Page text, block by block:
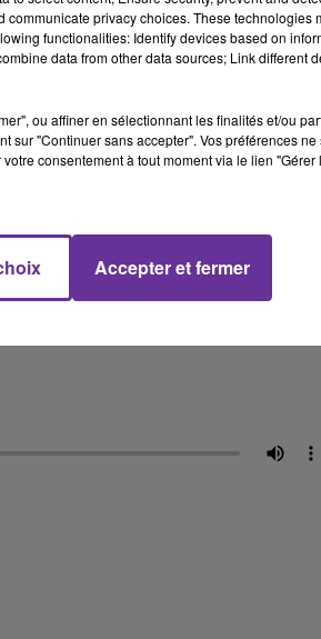
privacy choices. These technologies
functionalities: Identify devices based on
data from other data sources; Link different
ou affiner en sélectionnant les finalités et/ou
sur "Continuer sans accepter". Vos préférences
consentement à tout moment via le lien
Accepter et fermer